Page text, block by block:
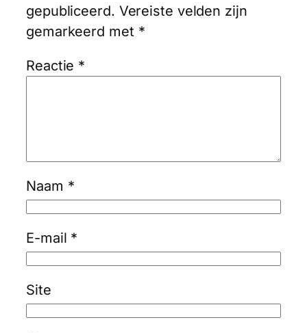
gepubliceerd. Vereiste velden zijn
gemarkeerd met *
Reactie *
Naam *
E-mail *
Site